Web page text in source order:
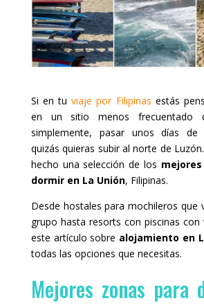
Si en tuviaje por Filipinas estás
en un sitio menos frecuentado
simplemente, pasar unos días de
quizás quieras subir al norte de
hecho una selección de los
dormir en La Unión, Filipinas.
Desde hostales para mochileros que
grupo hasta resorts con piscinas con
este artículo sobre alojamiento en
todas las opciones que necesitas.
Mejores zonas para